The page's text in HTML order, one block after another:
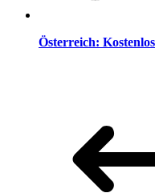
Österreich: